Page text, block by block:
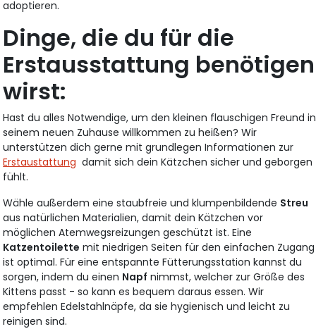
adoptieren.
Dinge, die du für die
Erstausstattung benötigen
wirst:
Hast du alles Notwendige, um den kleinen flauschigen Freund in
seinem neuen Zuhause willkommen zu heißen? Wir
unterstützen dich gerne mit grundlegen Informationen zur
Erstaustattung damit sich dein Kätzchen sicher und geborgen
fühlt.
Wähle außerdem eine staubfreie und klumpenbildende Streu
aus natürlichen Materialien, damit dein Kätzchen vor
möglichen Atemwegsreizungen geschützt ist. Eine
Katzentoilette mit niedrigen Seiten für den einfachen Zugang
ist optimal. Für eine entspannte Fütterungsstation kannst du
sorgen, indem du einen Napf nimmst, welcher zur Größe des
Kittens passt - so kann es bequem daraus essen. Wir
empfehlen Edelstahlnäpfe, da sie hygienisch und leicht zu
reinigen sind.